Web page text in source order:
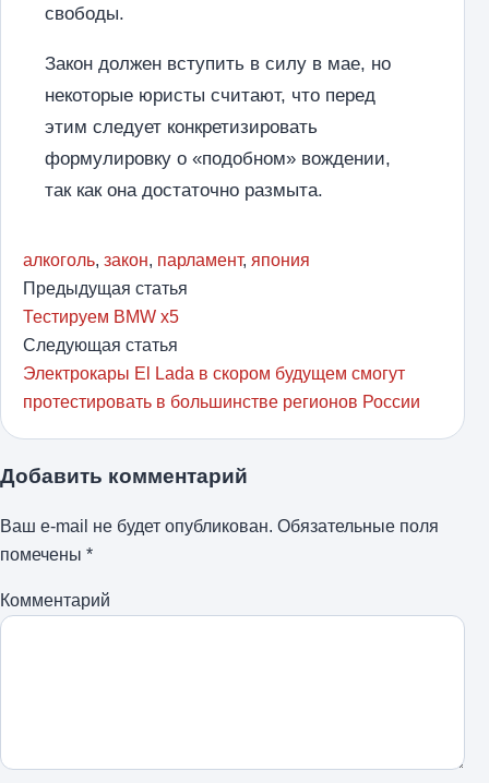
свободы.
Закон должен вступить в силу в мае, но
некоторые юристы считают, что перед
этим следует конкретизировать
формулировку о «подобном» вождении,
так как она достаточно размыта.
алкоголь, закон, парламент, япония
Предыдущая статья
Тестируем BMW x5
Следующая статья
Электрокары El Lada в скором будущем смогут
протестировать в большинстве регионов России
Добавить комментарий
Ваш e-mail не будет опубликован. Обязательные поля
помечены *
Комментарий